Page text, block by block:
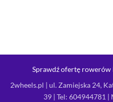
Sprawdź ofertę
2wheels.pl | ul. Zamiejska 24,
39 | Tel: 604944781 |